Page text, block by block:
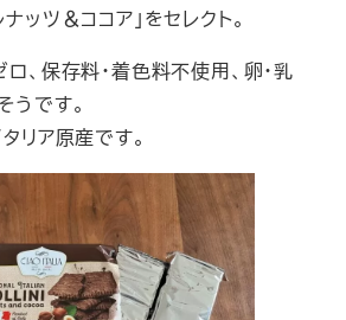
ッツ＆ココア」をセレクト。
、保存料・着色料不使用、卵・乳
うです。
リア原産です。